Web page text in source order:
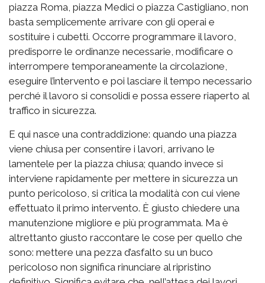
piazza Roma, piazza Medici o piazza Castigliano, non
basta semplicemente arrivare con gli operai e
sostituire i cubetti. Occorre programmare il lavoro,
predisporre le ordinanze necessarie, modificare o
interrompere temporaneamente la circolazione,
eseguire l’intervento e poi lasciare il tempo necessario
perché il lavoro si consolidi e possa essere riaperto al
traffico in sicurezza.
E qui nasce una contraddizione: quando una piazza
viene chiusa per consentire i lavori, arrivano le
lamentele per la piazza chiusa; quando invece si
interviene rapidamente per mettere in sicurezza un
punto pericoloso, si critica la modalità con cui viene
effettuato il primo intervento. È giusto chiedere una
manutenzione migliore e più programmata. Ma è
altrettanto giusto raccontare le cose per quello che
sono: mettere una pezza d’asfalto su un buco
pericoloso non significa rinunciare al ripristino